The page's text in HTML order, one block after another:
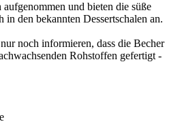
und bieten die süße
den bekannten Dessertschalen an.
noch informieren, dass die Becher
Rohstoffen gefertigt -